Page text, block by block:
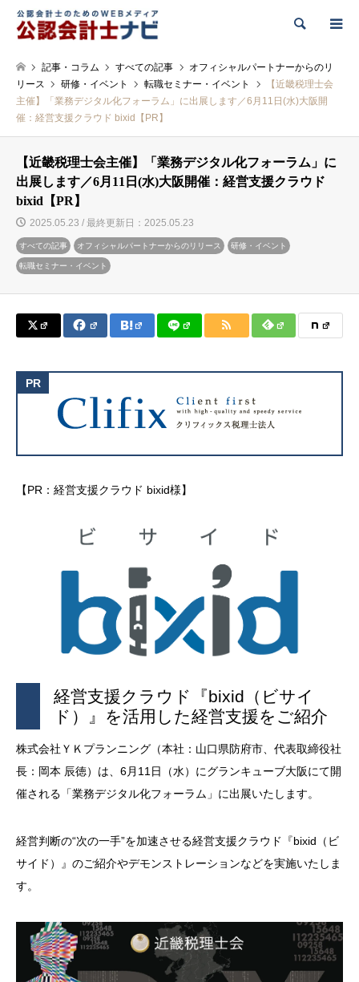
検索
記事・コラム すべての記事
オフィシャルパートナーからのリ
リース
研修・イベント 転職セミナー・イベント
【近畿税理士会
主催】「業務デジタル化フォーラム」に出展します／6月11日(水)大阪開
催：経営支援クラウド bixid【PR】
【近畿税理士会主催】「業務デジタル化フォーラム」に
出展します／6月11日(水)大阪開催：経営支援クラウド
bixid【PR】
2025.05.23 / 最終更新日：2025.05.23
すべての記事 オフィシャルパートナーからのリリース 研修・イベント
転職セミナー・イベント
【PR：経営支援クラウド bixid様】
経営支援クラウド『bixid（ビサイ
ド）』を活用した経営支援をご紹介
株式会社ＹＫプランニング（本社：山口県防府市、代表取締役社
長：岡本 辰徳）は、6月11日（水）にグランキューブ大阪にて開
催される「業務デジタル化フォーラム」に出展いたします。
経営判断の“次の一手”を加速させる経営支援クラウド『bixid（ビ
サイド）』のご紹介やデモンストレーションなどを実施いたしま
す。